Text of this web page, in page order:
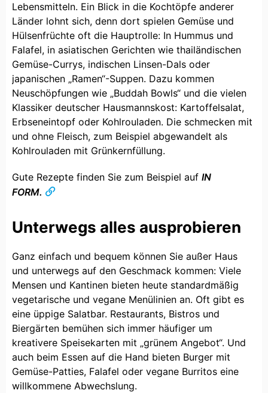
Lebensmitteln. Ein Blick in die Kochtöpfe anderer
Länder lohnt sich, denn dort spielen Gemüse und
Hülsenfrüchte oft die Hauptrolle: In Hummus und
Falafel, in asiatischen Gerichten wie thailändischen
Gemüse-Currys, indischen Linsen-Dals oder
japanischen „Ramen“-Suppen. Dazu kommen
Neuschöpfungen wie „Buddah Bowls“ und die vielen
Klassiker deutscher Hausmannskost: Kartoffelsalat,
Erbseneintopf oder Kohlrouladen. Die schmecken mit
und ohne Fleisch, zum Beispiel abgewandelt als
Kohlrouladen mit Grünkernfüllung.
Gute Rezepte finden Sie zum Beispiel auf IN
FORM.
Unterwegs alles ausprobieren
Ganz einfach und bequem können Sie außer Haus
und unterwegs auf den Geschmack kommen: Viele
Mensen und Kantinen bieten heute standardmäßig
vegetarische und vegane Menülinien an. Oft gibt es
eine üppige Salatbar. Restaurants, Bistros und
Biergärten bemühen sich immer häufiger um
kreativere Speisekarten mit „grünem Angebot“. Und
auch beim Essen auf die Hand bieten Burger mit
Gemüse-Patties, Falafel oder vegane Burritos eine
willkommene Abwechslung.